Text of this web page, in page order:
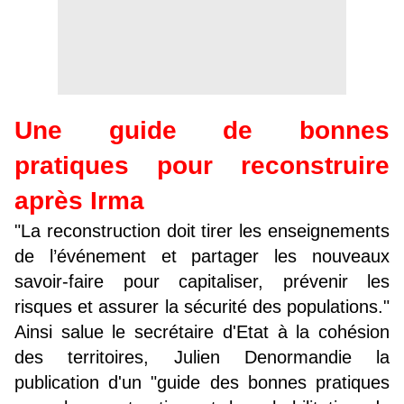
Une guide de bonnes
pratiques pour reconstruire
après Irma
"La reconstruction doit tirer les enseignements
de l’événement et partager les nouveaux
savoir-faire pour capitaliser, prévenir les
risques et assurer la sécurité des populations."
Ainsi salue le secrétaire d'Etat à la cohésion
des territoires, Julien Denormandie la
publication d'un "guide des bonnes pratiques